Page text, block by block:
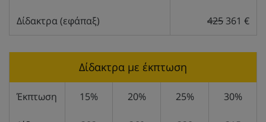
Δίδακτρα (εφάπαξ) 425 361 €
Δίδακτρα με έκπτωση
Έκπτωση 15% 20% 25% 30%